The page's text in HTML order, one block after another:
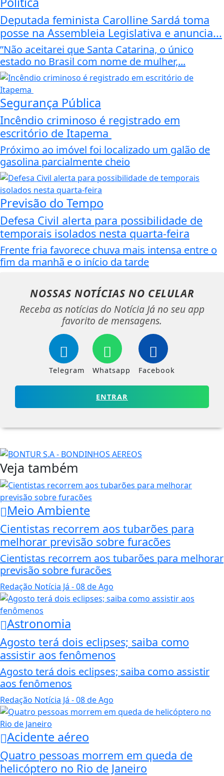
Deputada feminista Carolline Sardá toma
posse na Assembleia Legislativa e anuncia...
”Não aceitarei que Santa Catarina, o único
estado no Brasil com nome de mulher,...
Segurança Pública
Incêndio criminoso é registrado em
escritório de Itapema
Próximo ao imóvel foi localizado um galão de
gasolina parcialmente cheio
Previsão do Tempo
Defesa Civil alerta para possibilidade de
temporais isolados nesta quarta-feira
Frente fria favorece chuva mais intensa entre o
fim da manhã e o início da tarde
NOSSAS NOTÍCIAS NO CELULAR
Receba as notícias do Notícia Já no seu app
favorito de mensagens.
Telegram Whatsapp Facebook
ENTRAR
Veja também
Meio Ambiente
Cientistas recorrem aos tubarões para
melhorar previsão sobre furacões
Cientistas recorrem aos tubarões para melhorar
previsão sobre furacões
Redação Notícia Já - 08 de Ago
Astronomia
Agosto terá dois eclipses; saiba como
assistir aos fenômenos
Agosto terá dois eclipses; saiba como assistir
aos fenômenos
Redação Notícia Já - 08 de Ago
Acidente aéreo
Quatro pessoas morrem em queda de
helicóptero no Rio de Janeiro